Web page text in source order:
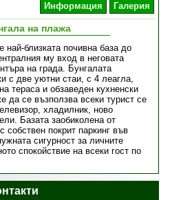
Информация Галерия
на плажа
близката почивна база до
му вход в неговата
на града. Бунгалата
с две уютни стаи, с 4 леагла,
тераса и обзаведен кухненски
да се възползва всеки турист се
хладилник, ново
Базата заобиколена от
собствен покрит паркинг във
сигурност за личните
спокойствие на всеки гост по